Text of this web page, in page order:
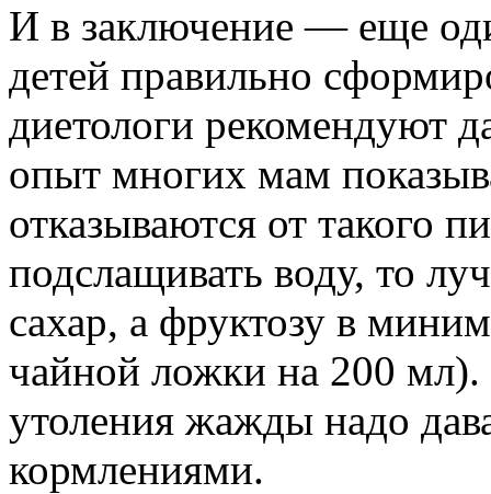
И в заключение — еще
детей правильно
диетологи рекомендуют
опыт многих мам
отказываются от такого
подслащивать воду, то
сахар, а фруктозу в
чайной ложки на 200
утоления жажды надо
кормлениями.